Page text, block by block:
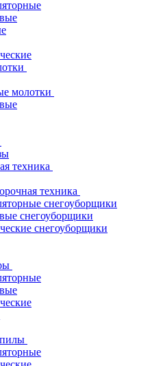
молотки
техника
техника
снегоуборщики
снегоуборщики
снегоуборщики